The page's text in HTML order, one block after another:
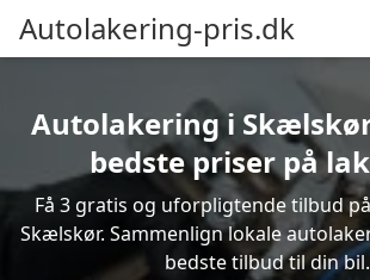
Autolakering-pris.dk
Autolakering i
bedste priser på
Få 3 gratis og uforpligtende tilbud
Skælskør. Sammenlign lokale
bedste tilbud til din bil.